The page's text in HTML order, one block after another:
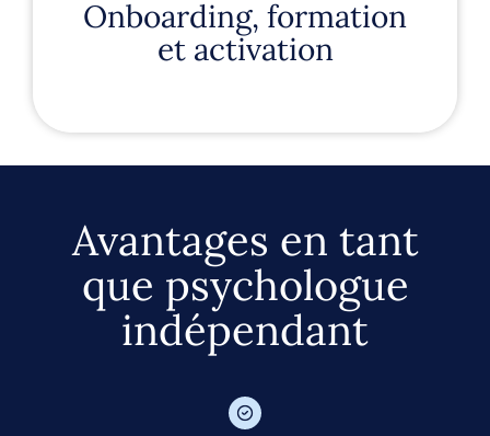
Onboarding, formation
et activation
une fois que toutes les étapes du
processus de sélection ont été
franchies, la dernière étape est la
Avantages en tant
que psychologue
indépendant